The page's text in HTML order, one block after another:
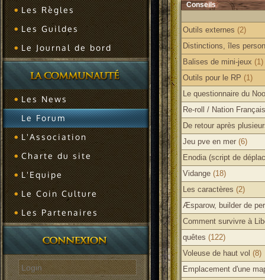
Les Règles
Les Guildes
Le Journal de bord
Les News
Le Forum
L'Association
Charte du site
L'Equipe
Le Coin Culture
Les Partenaires
Conseils
Outils externes (2)
Distinctions, îles
Balises de mini-jeux (1)
Outils pour le RP (1)
Le questionnaire du
Re-roll / Nation
De retour après
Jeu pve en mer (6)
Enodia (script de
Vidange (18)
Les caractères (2)
Æsparow, builder de
Comment survivre à
quêtes (122)
Voleuse de haut vol (8)
Emplacement d'une